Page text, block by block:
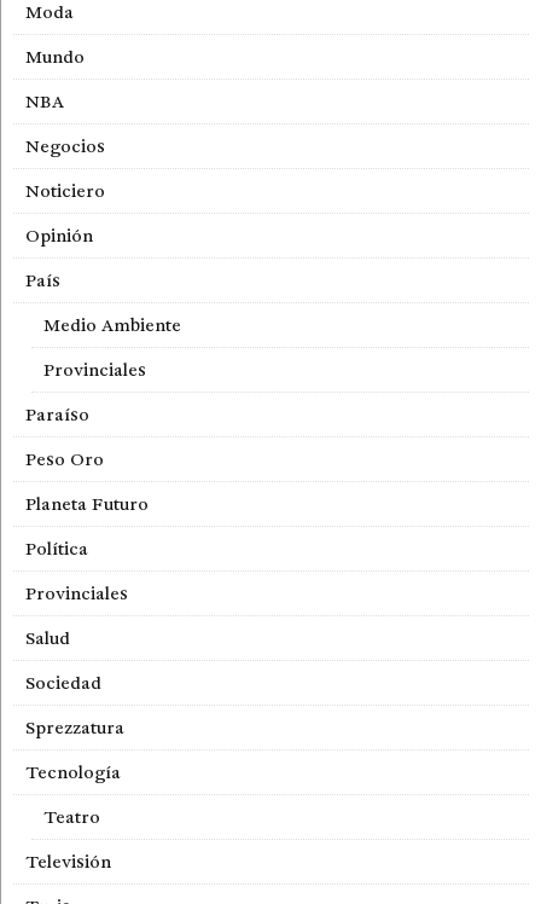
Moda
Mundo
NBA
Negocios
Noticiero
Opinión
País
Medio Ambiente
Provinciales
Paraíso
Peso Oro
Planeta Futuro
Política
Provinciales
Salud
Sociedad
Sprezzatura
Tecnología
Teatro
Televisión